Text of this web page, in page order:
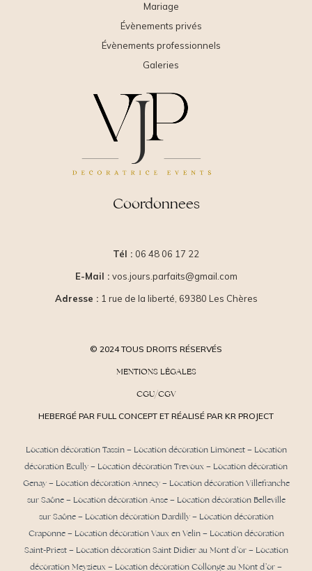
Mariage
Évènements privés
Évènements professionnels
Galeries
Coordonnees
Tél : 06 48 06 17 22
E-Mail : vos.jours.parfaits@gmail.com
Adresse : 1 rue de la liberté, 69380 Les Chères
© 2024 TOUS DROITS RÉSERVÉS
MENTIONS LÉGALES
CGU/CGV
HEBERGÉ PAR FULL CONCEPT ET RÉALISÉ PAR KR PROJECT
Location décoration Tassin– Location décoration Limonest– Location
décoration Ecully– Location décoration Trevoux– Location décoration
Genay– Location décoration Annecy– Location décoration Villefranche
sur Saône– Location décoration Anse– Location décoration Belleville
sur Saône – Location décoration Dardilly – Location décoration
Craponne– Location décoration Vaux en Velin – Location décoration
Saint-Priest – Location décoration Saint Didier au Mont d’or– Location
décoration Meyzieux – Location décoration Collonge au Mont d’or–